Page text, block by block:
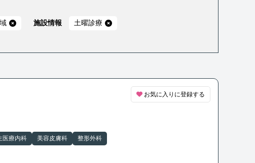
施設情報 土曜診療
お気に入りに登録する
医療内科 美容皮膚科 整形外科